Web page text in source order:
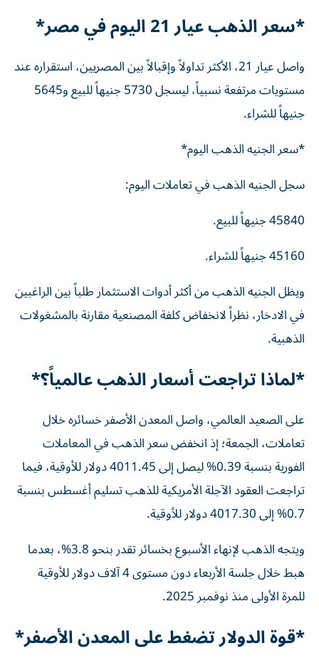
*سعر الذهب عيار 21 اليوم في مصر*
واصل عيار 21، الأكثر تداولاً وإقبالاً بين المصريين، استقراره عند
مستويات مرتفعة نسبياً، ليسجل 5730 جنيهاً للبيع و5645
جنيهاً للشراء.
*سعر الجنيه الذهب اليوم*
سجل الجنيه الذهب في تعاملات اليوم:
45840 جنيهاً للبيع.
45160 جنيهاً للشراء.
ويظل الجنيه الذهب من أكثر أدوات الاستثمار طلباً بين الراغبين
في الادخار، نظراً لانخفاض كلفة المصنعية مقارنة بالمشغولات
الذهبية.
*لماذا تراجعت أسعار الذهب عالمياً؟*
على الصعيد العالمي، واصل المعدن الأصفر خسائره خلال
تعاملات، الجمعة؛ إذ انخفض سعر الذهب في المعاملات
الفورية بنسبة 0.39% ليصل إلى 4011.45 دولار للأوقية، فيما
تراجعت العقود الآجلة الأمريكية للذهب تسليم أغسطس بنسبة
0.7% إلى 4017.30 دولار للأوقية.
ويتجه الذهب لإنهاء الأسبوع بخسائر تقدر بنحو 3.8%، بعدما
هبط خلال جلسة الأربعاء دون مستوى 4 آلاف دولار للأوقية
للمرة الأولى منذ نوفمبر 2025.
*قوة الدولار تضغط على المعدن الأصفر*